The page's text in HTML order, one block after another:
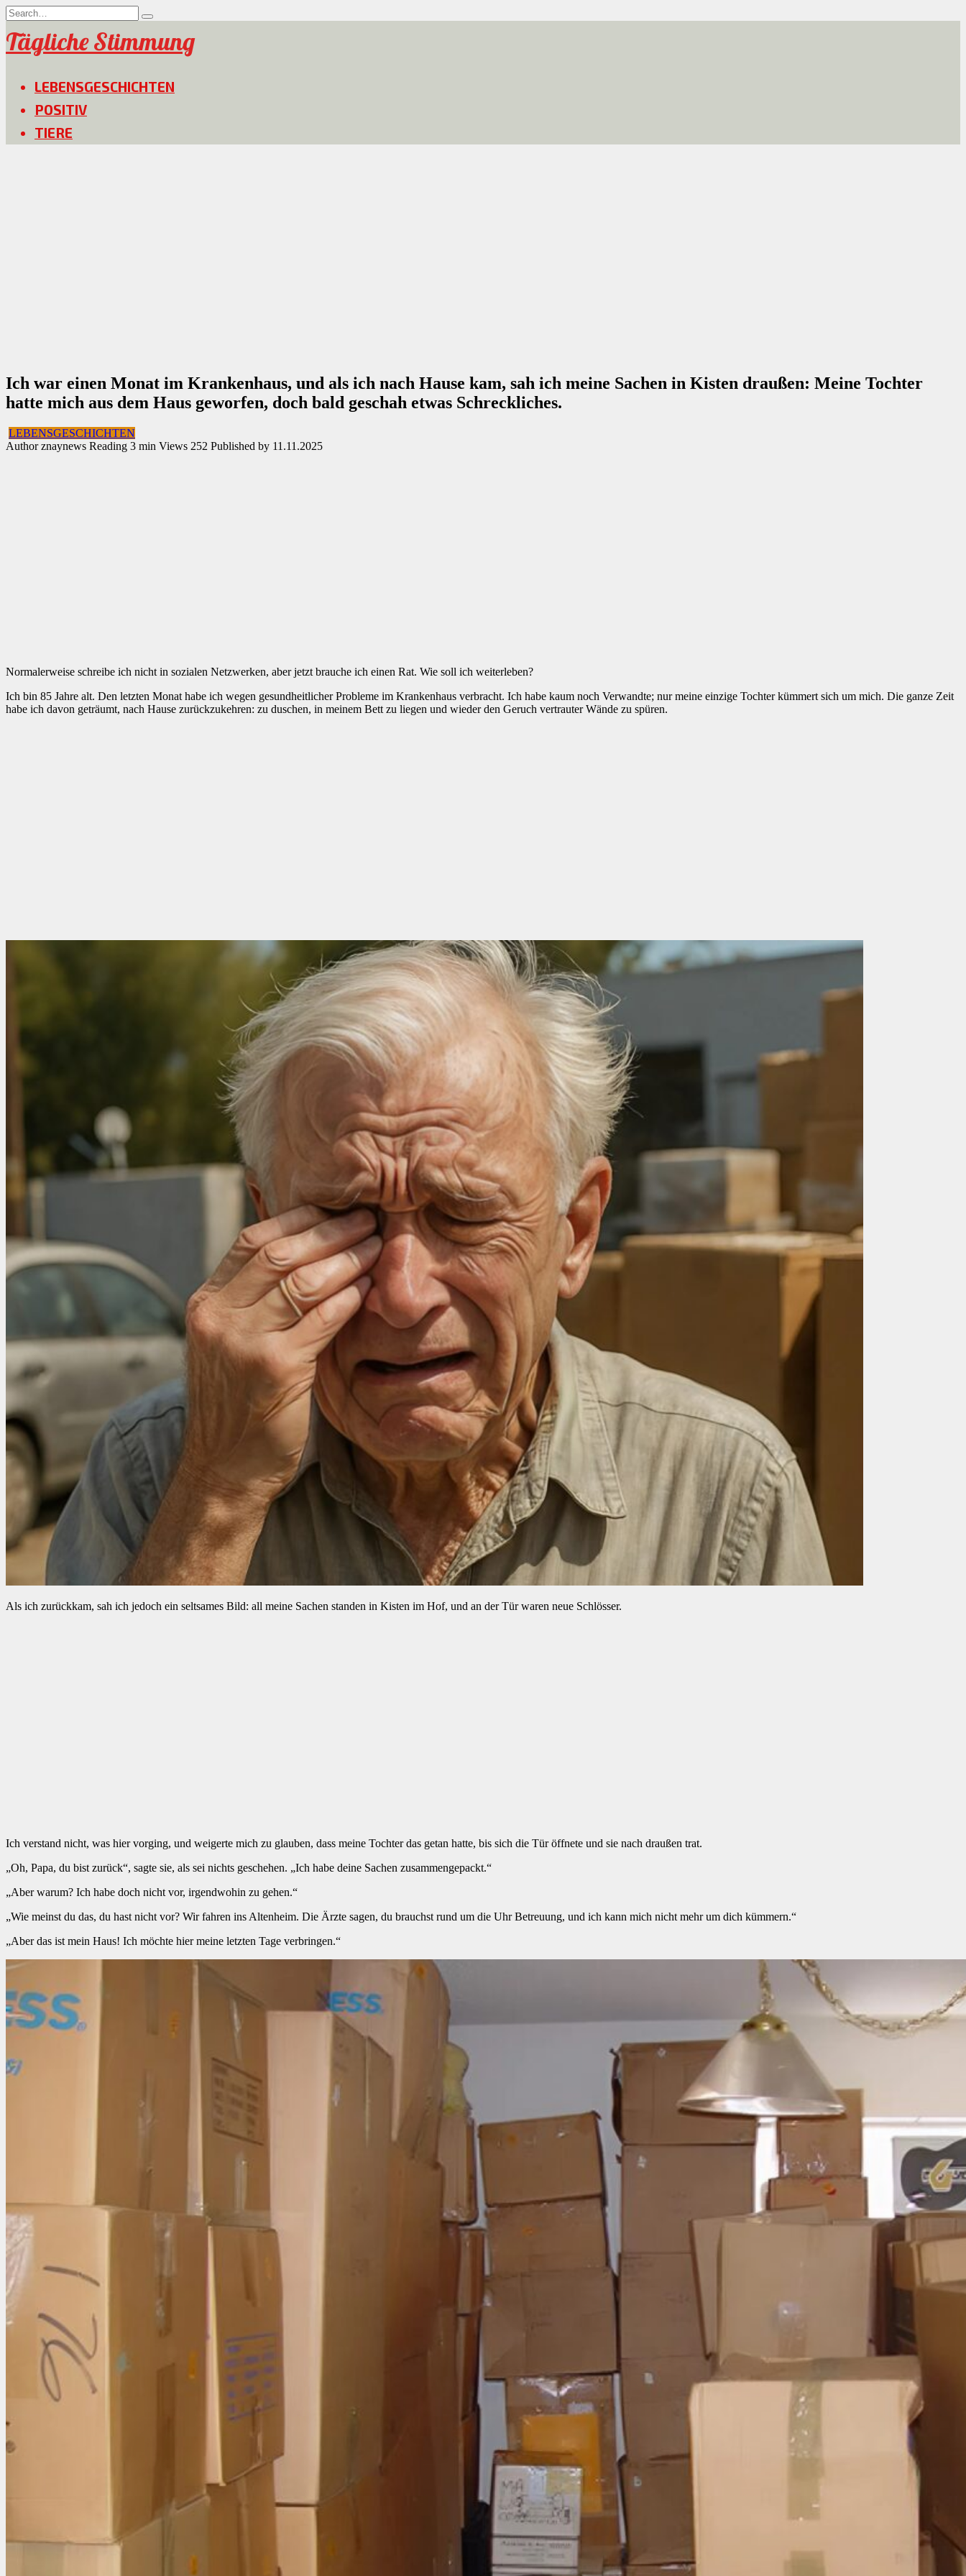
Skip
to
content
Search
for:
Tägliche Stimmung
LEBENSGESCHICHTEN
POSITIV
TIERE
Ich war einen Monat im Krankenhaus, und als ich nach Hause kam, sah ich meine Sachen in Kisten draußen: Meine Tochter
hatte mich aus dem Haus geworfen, doch bald geschah etwas Schreckliches.
LEBENSGESCHICHTEN
Author znaynews Reading 3 min Views 252 Published by 11.11.2025
Normalerweise schreibe ich nicht in sozialen Netzwerken, aber jetzt brauche ich einen Rat. Wie soll ich weiterleben?
Ich bin 85 Jahre alt. Den letzten Monat habe ich wegen gesundheitlicher Probleme im Krankenhaus verbracht. Ich habe kaum noch Verwandte; nur meine einzige Tochter kümmert sich um mich. Die ganze Zeit
habe ich davon geträumt, nach Hause zurückzukehren: zu duschen, in meinem Bett zu liegen und wieder den Geruch vertrauter Wände zu spüren.
Als ich zurückkam, sah ich jedoch ein seltsames Bild: all meine Sachen standen in Kisten im Hof, und an der Tür waren neue Schlösser.
Ich verstand nicht, was hier vorging, und weigerte mich zu glauben, dass meine Tochter das getan hatte, bis sich die Tür öffnete und sie nach draußen trat.
„Oh, Papa, du bist zurück“, sagte sie, als sei nichts geschehen. „Ich habe deine Sachen zusammengepackt.“
„Aber warum? Ich habe doch nicht vor, irgendwohin zu gehen.“
„Wie meinst du das, du hast nicht vor? Wir fahren ins Altenheim. Die Ärzte sagen, du brauchst rund um die Uhr Betreuung, und ich kann mich nicht mehr um dich kümmern.“
„Aber das ist mein Haus! Ich möchte hier meine letzten Tage verbringen.“